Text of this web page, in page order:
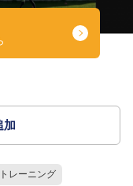
加
レーニング